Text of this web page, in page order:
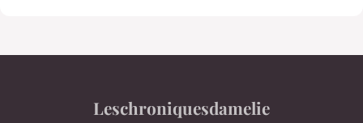
Leschroniquesdamelie